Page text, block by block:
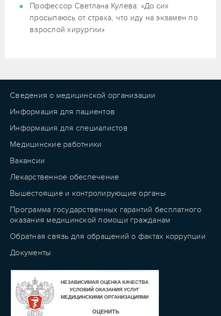
Профессор Светлана Кулева: «До сих
просыпаюсь от страха, что иду на экзамен по
взрослой хирургии»
Сведения о медицинской организации
Информация для пациентов
Информация для специалистов
Медицинские работники
Вакансии
Лекарственное обеспечение
Вышестоящие и контролирующие органы
Программа государственных гарантий бесплатного
оказания медицинской помощи гражданам
Обратная связь для обращений о фактах коррупции
Документы